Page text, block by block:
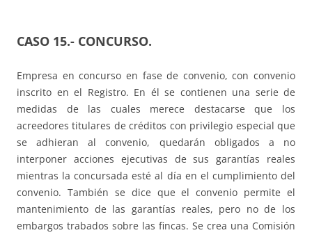
CASO 15.- CONCURSO.
Empresa en concurso en fase de convenio, con convenio
inscrito en el Registro. En él se contienen una serie de
medidas de las cuales merece destacarse que los
acreedores titulares de créditos con privilegio especial que
se adhieran al convenio, quedarán obligados a no
interponer acciones ejecutivas de sus garantías reales
mientras la concursada esté al día en el cumplimiento del
convenio. También se dice que el convenio permite el
mantenimiento de las garantías reales, pero no de los
embargos trabados sobre las fincas. Se crea una Comisión